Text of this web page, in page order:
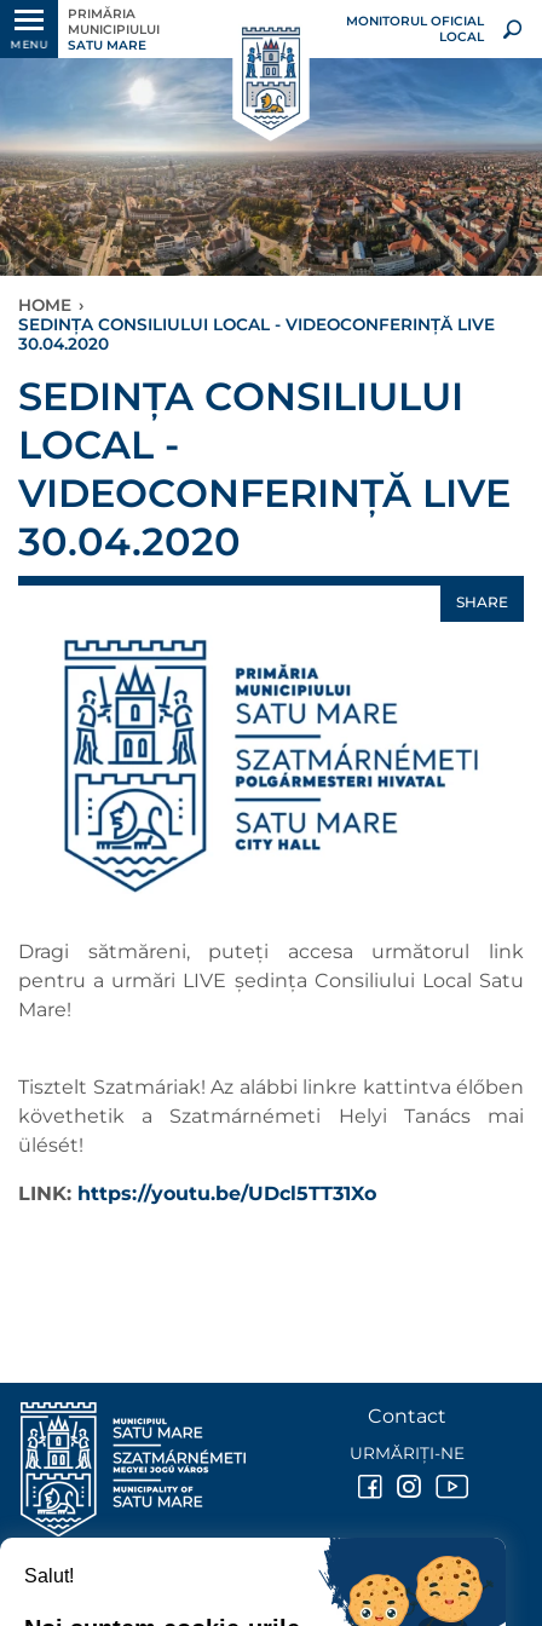
MENU
PRIMĂRIA
MUNICIPIULUI
SATU MARE
MONITORUL OFICIAL
LOCAL
HOME ›
SEDINȚA CONSILIULUI LOCAL - VIDEOCONFERINȚĂ LIVE
30.04.2020
SEDINȚA CONSILIULUI
LOCAL -
VIDEOCONFERINȚĂ LIVE
30.04.2020
SHARE
Dragi sătmăreni, puteți accesa următorul link
pentru a urmări LIVE ședința Consiliului Local Satu
Mare!
Tisztelt Szatmáriak! Az alábbi linkre kattintva élőben
követhetik a Szatmárnémeti Helyi Tanács mai
ülését!
LINK: https://youtu.be/UDcl5TT31Xo
PRIMĂRIA MUNICIPIULUI
Contact
URMĂRIȚI-NE
Salut!